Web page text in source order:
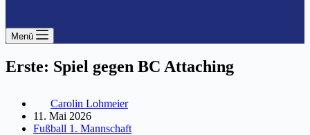
Menü
Erste: Spiel gegen BC Attaching
Carolin Lohmeier
11. Mai 2026
Fußball 1. Mannschaft